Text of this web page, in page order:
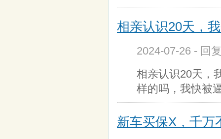
相亲认识20天，
2024-07-26 - 回
相亲认识20天，
样的吗，我快被
新车买保X，千万